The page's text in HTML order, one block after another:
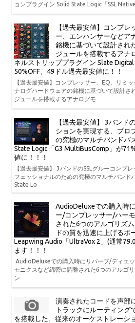
ョンプラグイン Solid State Logic「SSL
【過去最安値】コンプレ
ー、エンハンサーなどア
銘機に基づいて設計され
ジュールを搭載するアナ
ネルストリッププラグイン Slate
50%OFF、49ドル過去最安値に！！
【過去最安値】コンプレッサー、EQ、リミ
ナログハードウェアの銘機に基づいて設計さ
ジュールを搭載するアナログモ
【過去最安値】 3バンド
ションを実現する、プロ
の究極のマルチバンドバ
State Logic「G3 MultiBusComp」が
値に！！！
【過去最安値】 3バンドのSSLグルーコンプ
フェッショナルのための究極のマルチバンド
State Lo
AudioDeluxeでの購入時
ー/コンプレッサー/ハー
された6つのアルゴリズ
ドの質を迅速に上げるボ
Leapwing Audio「UltraVox 2」(通常
ます！！！
AudioDeluxeでの購入時にリバーブ/ディエ
モニクスなど綿密に調整された6つのアルゴ
ン
演奏されたコードを声部
トラックにルーティング
を搭載した、従来のオーケストレーシ